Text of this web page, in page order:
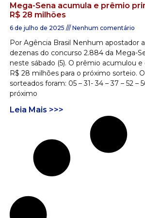
Mega-Sena acumula e prêmio
R$ 28 milhões
6 de julho de 2025 Nenhum comentário
Por Agência Brasil Nenhum apostador
dezenas do concurso 2.884 da Mega-
neste sábado (5). O prêmio acumulou
R$ 28 milhões para o próximo sorteio.
sorteados foram: 05 – 31- 34 – 37 – 52 –
próximo
Leia Mais >>>